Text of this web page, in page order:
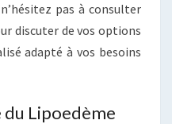
pas à consulter
discuter de vos options
adapté à vos besoins
du Lipoedème